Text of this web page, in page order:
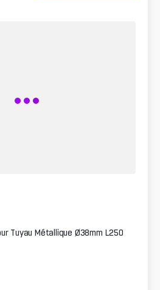
Tuyau Métallique Ø38mm L250